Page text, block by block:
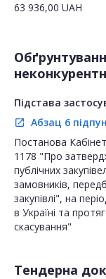
63 936,00 UAH
Підстава
open_in_new
Абзац 6
Постанова
1178 "Про
публічних
замовників,
закупівлі", на
в Україні та
скасування"
Тендерна